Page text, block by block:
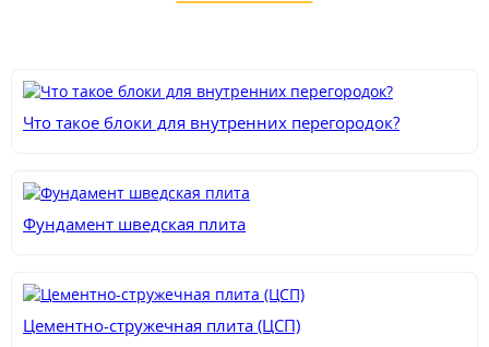
Что такое блоки для внутренних перегородок?
Фундамент шведская плита
Цементно-стружечная плита (ЦСП)